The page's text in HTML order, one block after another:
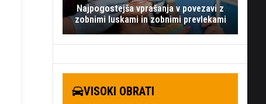
Najpogostejša vprašanja v povezavi z
zobnimi luskami in zobnimi prevlekami
VISOKI OBRATI